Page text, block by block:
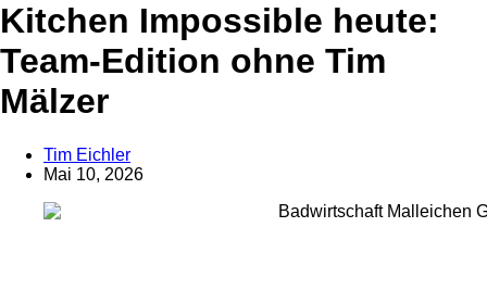
Kitchen Impossible heute:
Team-Edition ohne Tim
Mälzer
Tim Eichler
Mai 10, 2026